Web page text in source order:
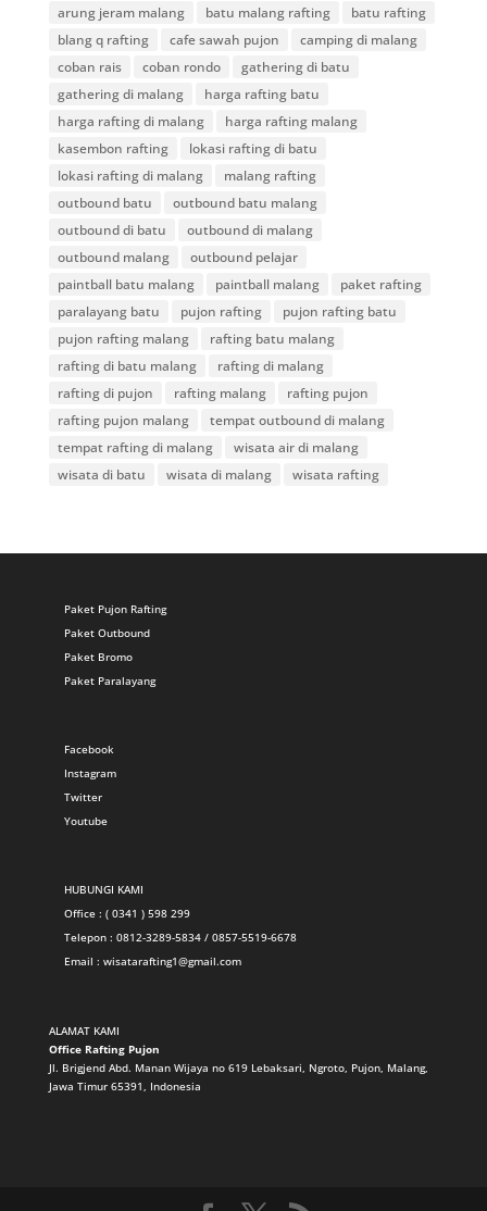
arung jeram malang
batu malang rafting
batu rafting
blang q rafting
cafe sawah pujon
camping di malang
coban rais
coban rondo
gathering di batu
gathering di malang
harga rafting batu
harga rafting di malang
harga rafting malang
kasembon rafting
lokasi rafting di batu
lokasi rafting di malang
malang rafting
outbound batu
outbound batu malang
outbound di batu
outbound di malang
outbound malang
outbound pelajar
paintball batu malang
paintball malang
paket rafting
paralayang batu
pujon rafting
pujon rafting batu
pujon rafting malang
rafting batu malang
rafting di batu malang
rafting di malang
rafting di pujon
rafting malang
rafting pujon
rafting pujon malang
tempat outbound di malang
tempat rafting di malang
wisata air di malang
wisata di batu
wisata di malang wisata rafting
Paket Pujon Rafting
Paket Outbound
Paket Bromo
Paket Paralayang
Facebook
Instagram
Twitter
Youtube
HUBUNGI KAMI
Office : ( 0341 ) 598 299
Telepon : 0812-3289-5834 / 0857-5519-6678
Email : wisatarafting1@gmail.com
ALAMAT KAMI
Office Rafting Pujon
Jl. Brigjend Abd. Manan Wijaya no 619 Lebaksari, Ngroto, Pujon, Malang,
Jawa Timur 65391, Indonesia